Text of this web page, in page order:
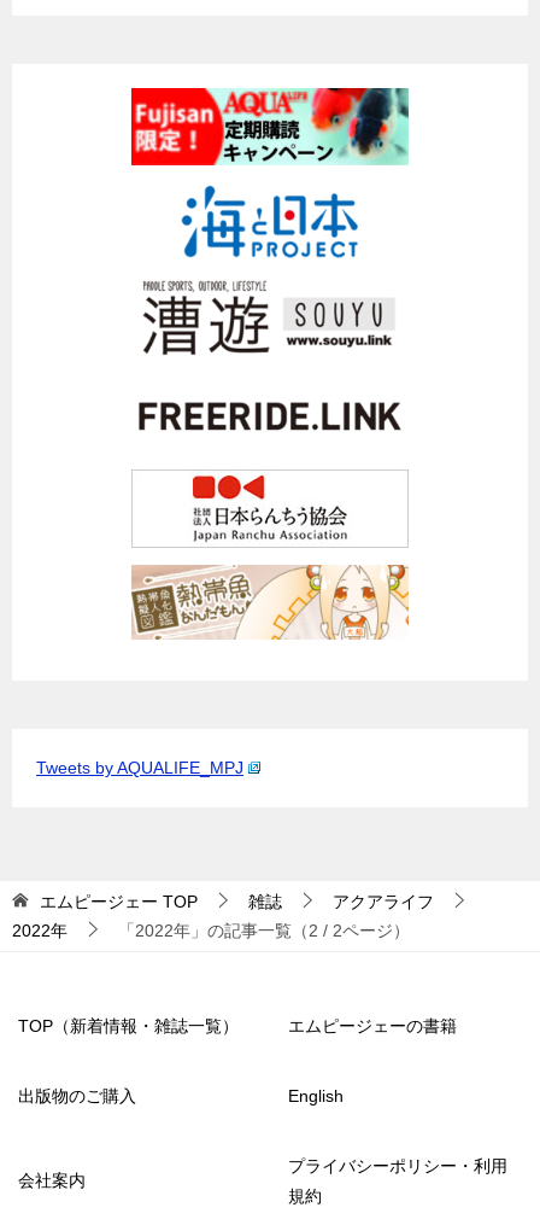
Tweets by AQUALIFE_MPJ
エムピージェー TOP 雑誌
アクアライフ
2022年
「2022年」の記事一覧（2 / 2ページ）
TOP（新着情報・雑誌一覧） エムピージェーの書籍
出版物のご購入 English
会社案内
プライバシーポリシー・利用
規約